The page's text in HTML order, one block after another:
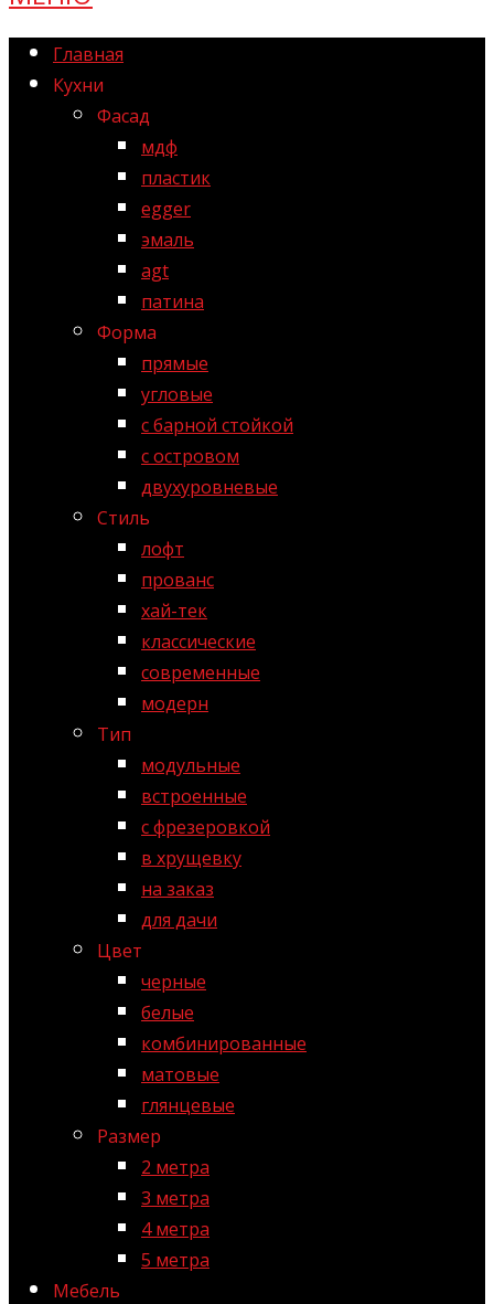
Главная
Кухни
Фасад
мдф
пластик
egger
эмаль
agt
патина
Форма
прямые
угловые
с барной стойкой
с островом
двухуровневые
Стиль
лофт
прованс
хай-тек
классические
современные
модерн
Тип
модульные
встроенные
с фрезеровкой
в хрущевку
на заказ
для дачи
Цвет
черные
белые
комбинированные
матовые
глянцевые
Размер
2 метра
3 метра
4 метра
5 метра
Мебель